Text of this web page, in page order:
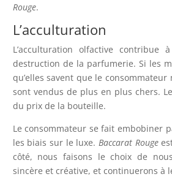
Rouge.
L’acculturation
L’acculturation olfactive
destruction de la parfumerie. Si les
qu’elles savent que le
sont vendus de plus en plus chers.
du prix de la bouteille.
Le consommateur se fait embobiner
les biais sur le luxe.Baccarat Rouge
côté, nous faisons le choix de
sincère et créative, et continuerons à